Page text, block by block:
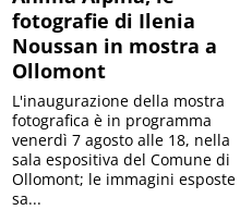
fotografie di Ilenia
Noussan in mostra a
Ollomont
L'inaugurazione della mostra
fotografica è in programma
venerdì 7 agosto alle 18, nella
sala espositiva del Comune di
Ollomont; le immagini esposte
sa...